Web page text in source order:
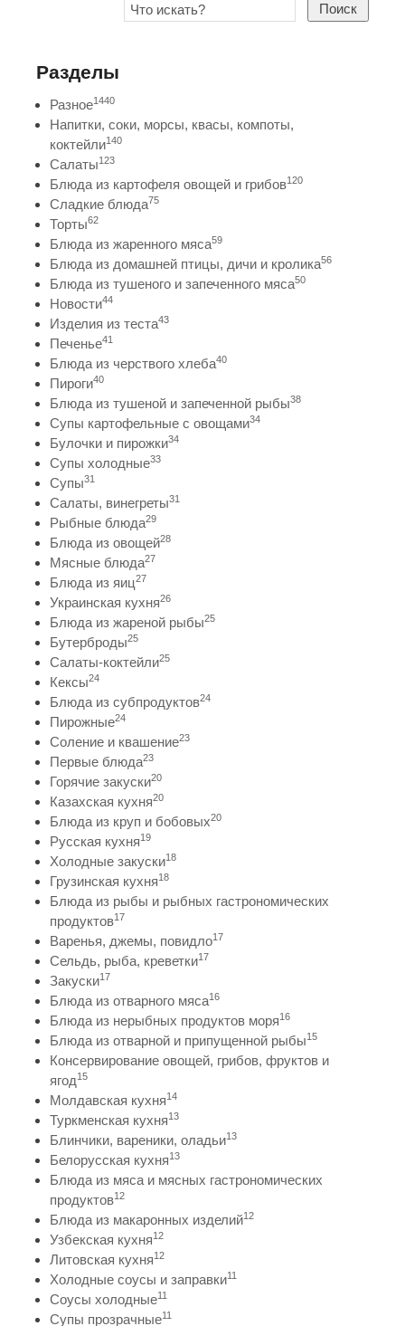
Поиск
Разделы
Разное1440
Напитки, соки, морсы, квасы, компоты,
коктейли140
Салаты123
Блюда из картофеля овощей и грибов120
Сладкие блюда75
Торты62
Блюда из жаренного мяса59
Блюда из домашней птицы, дичи и кролика56
Блюда из тушеного и запеченного мяса50
Новости44
Изделия из теста43
Печенье41
Блюда из черствого хлеба40
Пироги40
Блюда из тушеной и запеченной рыбы38
Супы картофельные с овощами34
Булочки и пирожки34
Супы холодные33
Супы31
Салаты, винегреты31
Рыбные блюда29
Блюда из овощей28
Мясные блюда27
Блюда из яиц27
Украинская кухня26
Блюда из жареной рыбы25
Бутерброды25
Салаты-коктейли25
Кексы24
Блюда из субпродуктов24
Пирожные24
Соление и квашение23
Первые блюда23
Горячие закуски20
Казахская кухня20
Блюда из круп и бобовых20
Русская кухня19
Холодные закуски18
Грузинская кухня18
Блюда из рыбы и рыбных гастрономических
продуктов17
Варенья, джемы, повидло17
Сельдь, рыба, креветки17
Закуски17
Блюда из отварного мяса16
Блюда из нерыбных продуктов моря16
Блюда из отварной и припущенной рыбы15
Консервирование овощей, грибов, фруктов и
ягод15
Молдавская кухня14
Туркменская кухня13
Блинчики, вареники, оладьи13
Белорусская кухня13
Блюда из мяса и мясных гастрономических
продуктов12
Блюда из макаронных изделий12
Узбекская кухня12
Литовская кухня12
Холодные соусы и заправки11
Соусы холодные11
Супы прозрачные11